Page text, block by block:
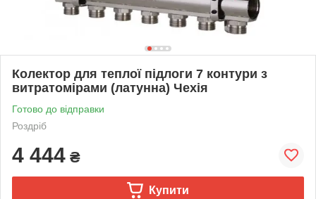
Колектор для теплої підлоги 7 контури з
витратомірами (латунна) Чехія
Готово до відправки
Роздріб
4 444 ₴
Купити